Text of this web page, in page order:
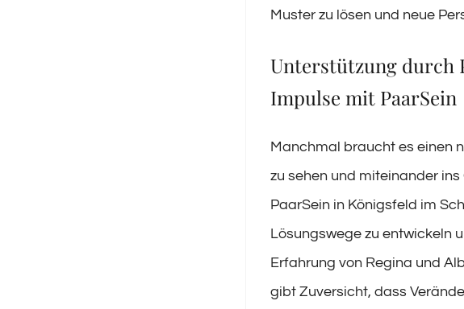
Muster zu lösen und neue
Unterstützung durch
Impulse mit PaarSein
Manchmal braucht es einen
zu sehen und miteinander
PaarSein in Königsfeld im
Lösungswege zu entwickeln
Erfahrung von Regina und
gibt Zuversicht, dass